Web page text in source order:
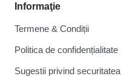
Informaţie
Termene & Condiții
Politica de confidențialitate
Sugestii privind securitatea